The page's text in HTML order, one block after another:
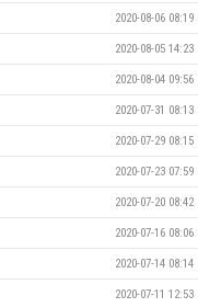
2020-08-06 08:19
2020-08-05 14:23
2020-08-04 09:56
2020-07-31 08:13
2020-07-29 08:15
2020-07-23 07:59
2020-07-20 08:42
2020-07-16 08:06
2020-07-14 08:14
2020-07-11 12:53